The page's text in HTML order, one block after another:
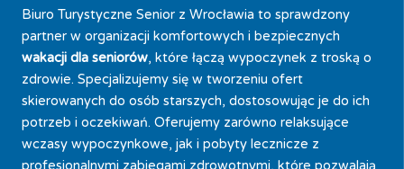
Biuro Turystyczne Senior z Wrocławia to sprawdzony
partner w organizacji komfortowych i bezpiecznych
wakacji dla seniorów, które łączą wypoczynek z troską o
zdrowie. Specjalizujemy się w tworzeniu ofert
skierowanych do osób starszych, dostosowując je do ich
potrzeb i oczekiwań. Oferujemy zarówno relaksujące
wczasy wypoczynkowe, jak i pobyty lecznicze z
profesjonalnymi zabiegami zdrowotnymi, które pozwalają